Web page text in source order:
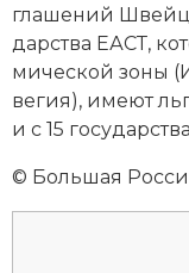
гла­ше­ний
дар­ст­ва ЕАСТ,
мической зо­ны
ве­гия), име­ют
и с 15
© Большая